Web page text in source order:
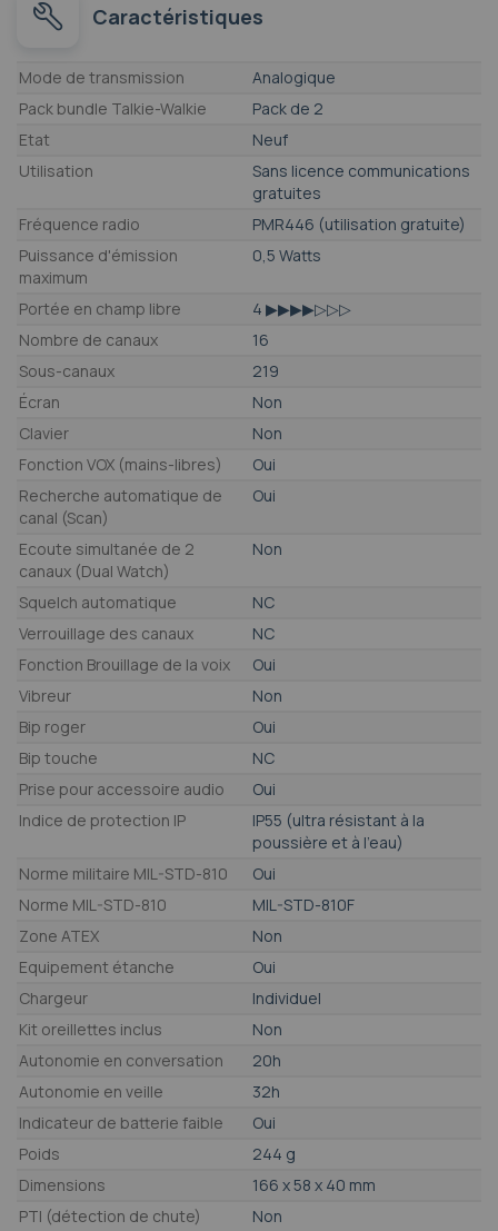
Caractéristiques
Caractéristiques
Mode de transmission
Analogique
Pack bundle Talkie-Walkie
Pack de 2
Etat
Neuf
Utilisation
Sans licence communications
gratuites
Fréquence radio
PMR446 (utilisation gratuite)
Puissance d'émission
maximum
0,5 Watts
Portée en champ libre
4 ▶▶▶▶▷▷▷
Nombre de canaux
16
Sous-canaux
219
Écran
Non
Clavier
Non
Fonction VOX (mains-libres)
Oui
Recherche automatique de
canal (Scan)
Oui
Ecoute simultanée de 2
canaux (Dual Watch)
Non
Squelch automatique
NC
Verrouillage des canaux
NC
Fonction Brouillage de la voix
Oui
Vibreur
Non
Bip roger
Oui
Bip touche
NC
Prise pour accessoire audio
Oui
Indice de protection IP
IP55 (ultra résistant à la
poussière et à l'eau)
Norme militaire MIL-STD-810
Oui
Norme MIL-STD-810
MIL-STD-810F
Zone ATEX
Non
Equipement étanche
Oui
Chargeur
Individuel
Kit oreillettes inclus
Non
Autonomie en conversation
20h
Autonomie en veille
32h
Indicateur de batterie faible
Oui
Poids
244 g
Dimensions
166 x 58 x 40 mm
PTI (détection de chute)
Non